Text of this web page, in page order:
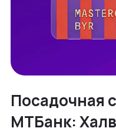
Посадочная
МТБанк: